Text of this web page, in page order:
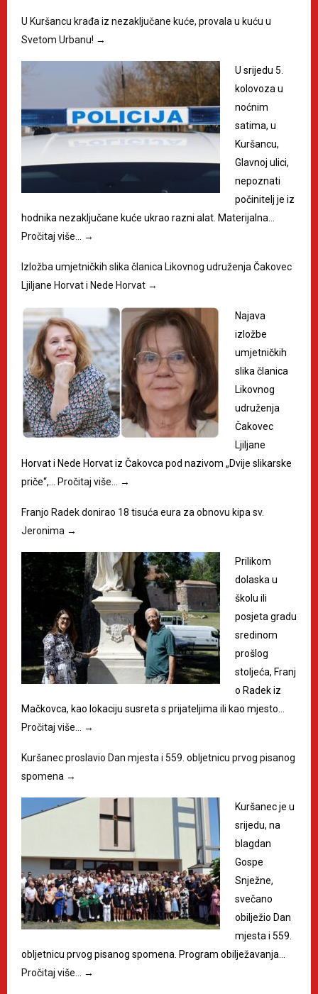
U Kuršancu krađa iz nezaključane kuće, provala u kuću u
Svetom Urbanu! →
U srijedu 5.
kolovoza u
noćnim
satima, u
Kuršancu,
Glavnoj ulici,
nepoznati
počinitelj je iz
hodnika nezaključane kuće ukrao razni alat. Materijalna…
Pročitaj više…
→
Izložba umjetničkih slika članica Likovnog udruženja Čakovec
Ljiljane Horvat i Nede Horvat →
Najava
izložbe
umjetničkih
slika članica
Likovnog
udruženja
Čakovec
Ljiljane
Horvat i Nede Horvat iz Čakovca pod nazivom „Dvije slikarske
priče“,…
Pročitaj više… →
Franjo Radek donirao 18 tisuća eura za obnovu kipa sv.
Jeronima →
Prilikom
dolaska u
školu ili
posjeta gradu
sredinom
prošlog
stoljeća, Franj
o Radek iz
Mačkovca, kao lokaciju susreta s prijateljima ili kao mjesto…
Pročitaj više…
→
Kuršanec proslavio Dan mjesta i 559. obljetnicu prvog pisanog
spomena →
Kuršanec je u
srijedu, na
blagdan
Gospe
Snježne,
svečano
obilježio Dan
mjesta i 559.
obljetnicu prvog pisanog spomena. Program obilježavanja…
Pročitaj više…
→